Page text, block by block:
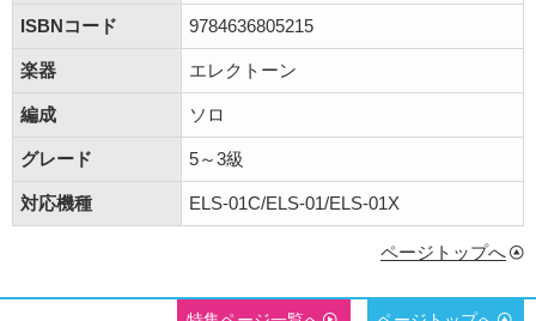
ISBNコード 9784636805215
楽器 エレクトーン
編成 ソロ
グレード 5～3級
対応機種 ELS-01C/ELS-01/ELS-01X
ページトップへ